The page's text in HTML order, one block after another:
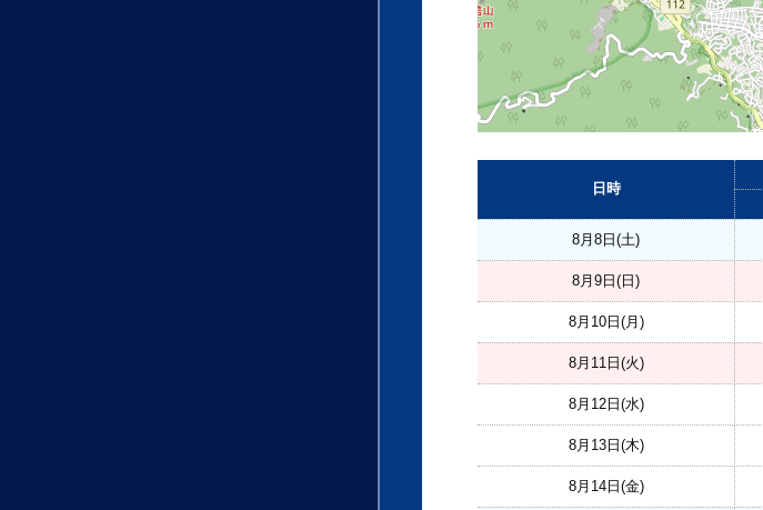
日時
8月8日(土)
8月9日(日)
8月10日(月)
8月11日(火)
8月12日(水)
8月13日(木)
8月14日(金)